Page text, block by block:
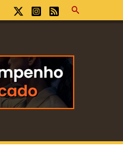
Pesquisar